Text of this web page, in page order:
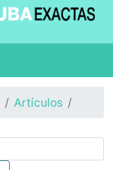
Artículos